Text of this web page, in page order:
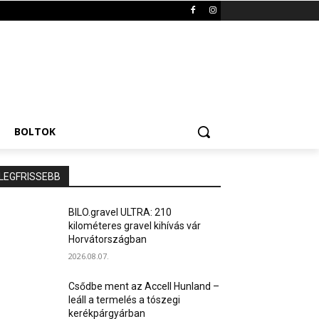
BOLTOK
BILO.gravel ULTRA: 210
kilométeres gravel kihívás vár
Horvátországban
2026.08.07.
Csődbe ment az Accell Hunland –
leáll a termelés a tószegi
kerékpárgyárban